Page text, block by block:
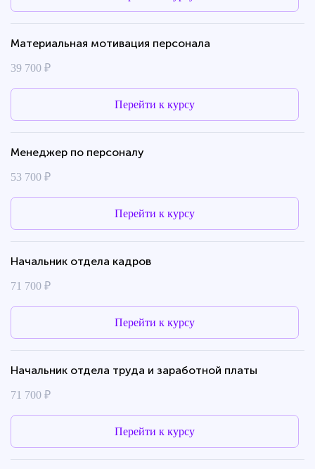
Материальная мотивация персонала
39 700 ₽
Перейти к курсу
Менеджер по персоналу
53 700 ₽
Перейти к курсу
Начальник отдела кадров
71 700 ₽
Перейти к курсу
Начальник отдела труда и заработной платы
71 700 ₽
Перейти к курсу